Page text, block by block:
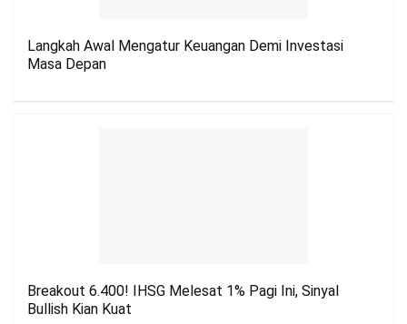
Langkah Awal Mengatur Keuangan Demi Investasi
Masa Depan
Breakout 6.400! IHSG Melesat 1% Pagi Ini, Sinyal
Bullish Kian Kuat